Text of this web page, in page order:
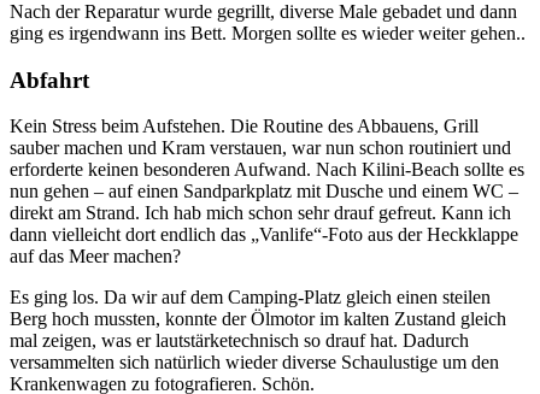
Nach der Reparatur wurde gegrillt, diverse Male gebadet und dann
ging es irgendwann ins Bett. Morgen sollte es wieder weiter gehen..
Abfahrt
Kein Stress beim Aufstehen. Die Routine des Abbauens, Grill
sauber machen und Kram verstauen, war nun schon routiniert und
erforderte keinen besonderen Aufwand. Nach Kilini-Beach sollte es
nun gehen – auf einen Sandparkplatz mit Dusche und einem WC –
direkt am Strand. Ich hab mich schon sehr drauf gefreut. Kann ich
dann vielleicht dort endlich das „Vanlife“-Foto aus der Heckklappe
auf das Meer machen?
Es ging los. Da wir auf dem Camping-Platz gleich einen steilen
Berg hoch mussten, konnte der Ölmotor im kalten Zustand gleich
mal zeigen, was er lautstärketechnisch so drauf hat. Dadurch
versammelten sich natürlich wieder diverse Schaulustige um den
Krankenwagen zu fotografieren. Schön.